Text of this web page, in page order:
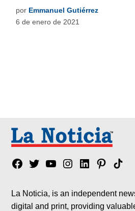
por Emmanuel Gutiérrez
6 de enero de 2021
Facebook
TwitterYouTubeInstagram
LinkedinPinterest
Tik
La Noticia, is an independent
digital and print, providing